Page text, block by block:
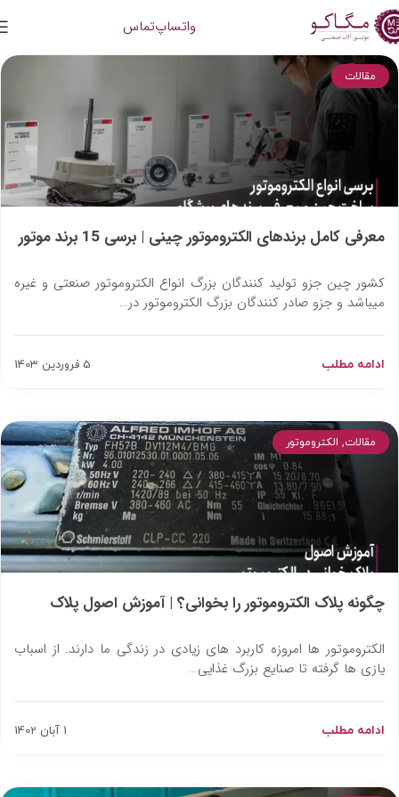
واتساپتماس
معرفی کامل برندهای الکتروموتور چینی | برسی 15 برند موتور
کشور چین جزو تولید کنندگان بزرگ انواع الکتروموتور صنعتی و غیره
میباشد و جزو صادر کنندگان بزرگ الکتروموتور در…
ادامه مطلب 5 فروردین 1403
مقالات
چگونه پلاک الکتروموتور را بخوانی؟ | آموزش اصول پلاک
الکتروموتور ها امروزه کاربرد های زیادی در زندگی ما دارند. از اسباب
یازی ها گرفته تا صنایع بزرگ غذایی…
ادامه مطلب 1 آبان 1402
مقالات, الکتروموتور